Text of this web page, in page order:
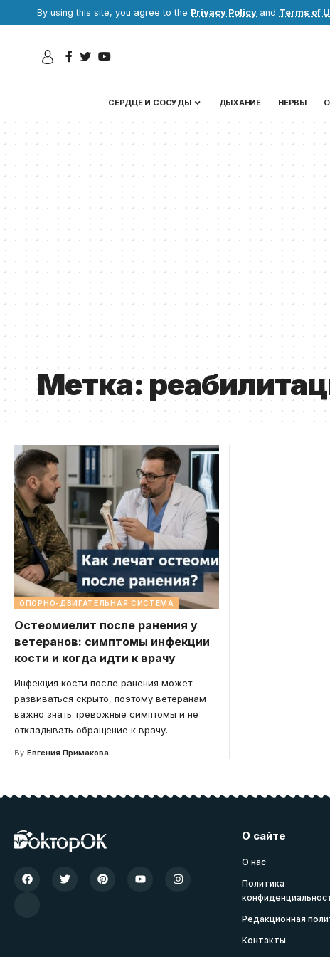
By using this site, you agree to the Privacy Policy and Terms of
СЕРДЦЕ И СОСУДЫ ДЫХАНИЕ НЕРВЫ
Метка:
ОПОРНО-ДВИГАТЕЛЬНАЯ СИСТЕМА
Остеомиелит после ранения у
ветеранов: симптомы инфекции
кости и когда идти к врачу
Инфекция кости после ранения может
развиваться скрыто, поэтому ветеранам
важно знать тревожные симптомы и не
откладывать обращение к врачу.
By Евгения Примакова
О сайте
О нас
Политика
Редакционная
Контакты